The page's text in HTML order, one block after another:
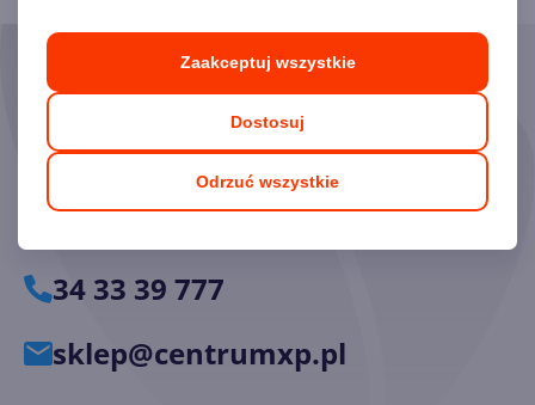
Odrzuć wszystkie
Dostosuj
Zaakceptuj wszystkie
Skorzystaj z pomocy naszych
Chętnie odpowiemy na pytania i pomożemy dobrać
odpowiednie licencje.
34 33 39 777
sklep@centrumxp.pl